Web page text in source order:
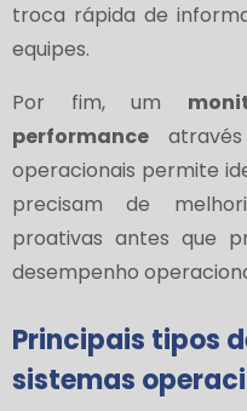
troca rápida de
equipes.
Por fim, um
performance
operacionais permite
precisam de
proativas antes que
desempenho
Principais tipos
sistemas